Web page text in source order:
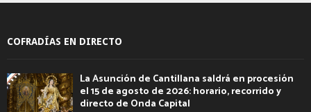
COFRADÍAS EN DIRECTO
La Asunción de Cantillana saldrá en procesión
el 15 de agosto de 2026: horario, recorrido y
directo de Onda Capital